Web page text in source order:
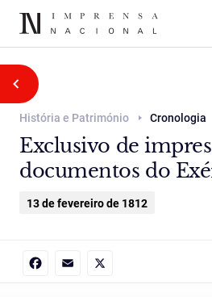
História e Património Cronologia
Exclusivo de
documentos do
13 de fevereiro de 1812